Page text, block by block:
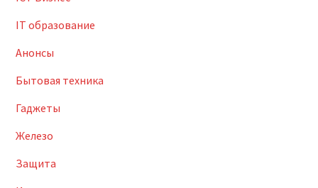
IT образование
Анонсы
Бытовая техника
Гаджеты
Железо
Защита